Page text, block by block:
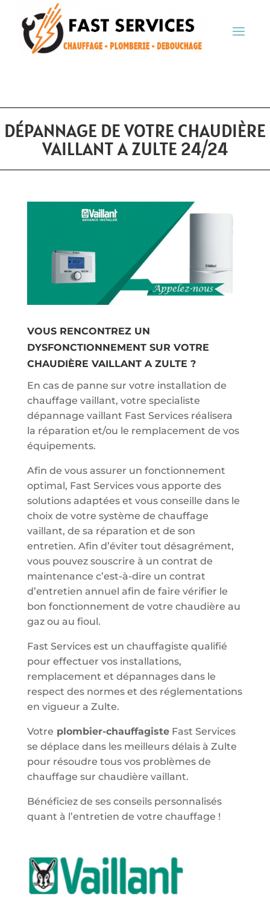
DÉPANNAGE DE VOTRE CHAUDIÈRE
VAILLANT A ZULTE 24/24
VOUS RENCONTREZ UN
DYSFONCTIONNEMENT SUR VOTRE
CHAUDIÈRE VAILLANT A ZULTE ?
En cas de panne sur votre installation de
chauffage vaillant, votre specialiste
dépannage vaillant Fast Services réalisera
la réparation et/ou le remplacement de vos
équipements.
Afin de vous assurer un fonctionnement
optimal, Fast Services vous apporte des
solutions adaptées et vous conseille dans le
choix de votre système de chauffage
vaillant, de sa réparation et de son
entretien. Afin d’éviter tout désagrément,
vous pouvez souscrire à un contrat de
maintenance c’est-à-dire un contrat
d’entretien annuel afin de faire vérifier le
bon fonctionnement de votre chaudière au
gaz ou au fioul.
Fast Services est un chauffagiste qualifié
pour effectuer vos installations,
remplacement et dépannages dans le
respect des normes et des réglementations
en vigueur a Zulte.
Votre plombier-chauffagisteFast Services
se déplace dans les meilleurs délais à Zulte
pour résoudre tous vos problèmes de
chauffage sur chaudière vaillant.
Bénéficiez de ses conseils personnalisés
quant à l’entretien de votre chauffage !